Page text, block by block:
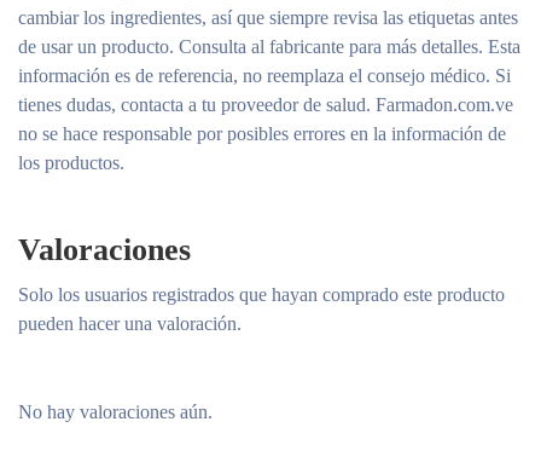
cambiar los ingredientes, así que siempre revisa las etiquetas antes
de usar un producto. Consulta al fabricante para más detalles. Esta
información es de referencia, no reemplaza el consejo médico. Si
tienes dudas, contacta a tu proveedor de salud. Farmadon.com.ve
no se hace responsable por posibles errores en la información de
los productos.
Valoraciones
No hay valoraciones aún.
Solo los usuarios registrados que hayan comprado este producto
pueden hacer una valoración.